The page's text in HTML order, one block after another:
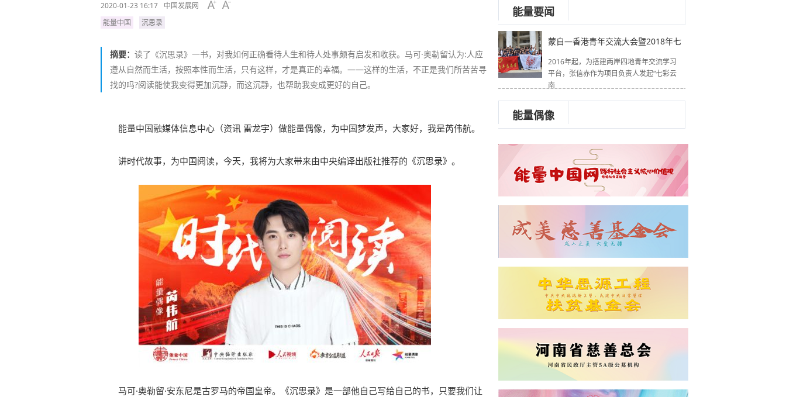
2020-01-23 16:17
中国发展网
能量中国
沉思录
摘要： 读了《沉思录》一书，对我如何正确看待人生和待人处事颇有启发和收获。马可·奥勒留认为:人应
遵从自然而生活，按照本性而生活，只有这样，才是真正的幸福。——这样的生活，不正是我们所苦苦寻
找的吗?阅读能使我变得更加沉静，而这沉静，也帮助我变成更好的自己。
能量中国融媒体信息中心（资讯 雷龙宇）做能量偶像，为中国梦发声，大家好，我是芮伟航。
讲时代故事，为中国阅读，今天，我将为大家带来由中央编译出版社推荐的《沉思录》。
马可·奥勒留·安东尼是古罗马的帝国皇帝。《沉思录》是一部他自己写给自己的书，只要我们让
能量要闻
蒙自—香港青年交流大会暨2018年七
2016年起，为搭建两岸四地青年交流学习
平台，张信赤作为项目负责人发起“七彩云
南
能量偶像